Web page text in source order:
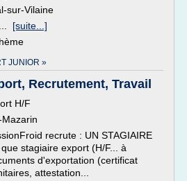
sur-Vilaine
[suite...]
JUNIOR »
Recrutement, Travail
H/F
recrute : UN STAGIAIRE
stagiaire export (H/F... à
d'exportation (certificat
attestation...